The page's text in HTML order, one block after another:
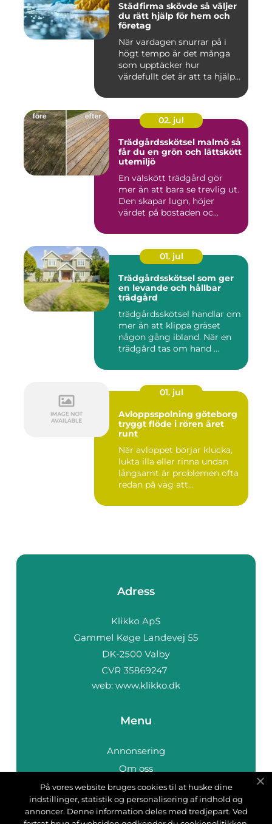
Städfirma skövde så väljer
du rätt hjälp för hem och
företag
När vardagen snurrar på i
högt tempo är det många
som upptäcker hur
värdefullt det är att ta hjälp
02. jul
Trädgårdsskötsel malmö så
får du en grön och lättskött
utemiljö
En välskött trädgård gör
mer än att bara se trevlig ut.
Den skapar lugn, höjer
värdet på bostaden oc...
01. jul
Trädgårdsskötsel som ger
en levande och hållbar
trädgård
trädgårdsskötsel handlar om
mer än att klippa gräset
någon gång ibland. När en
trädgård tas om hand ...
01. jul
Avloppsspolning göteborg
tryggt flöde i rören året
runt
När avloppet börjar klucka,
lukta illa eller rinna undan
långsamt är problemen ofta
redan på väg att...
Adress
web: www.klikko.dk
Menu
Annonsering
Om oss
Cookies
Kontakta oss
Sitemap
På vores website bruges cookies til at huske dine
indstillinger, statistik og personalisering af indhold og
annoncer. Denne information deles med tredjepart. Ved